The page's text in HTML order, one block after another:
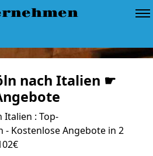
nach Italien ☛
Italien : Top-
Kostenlose Angebote in 2